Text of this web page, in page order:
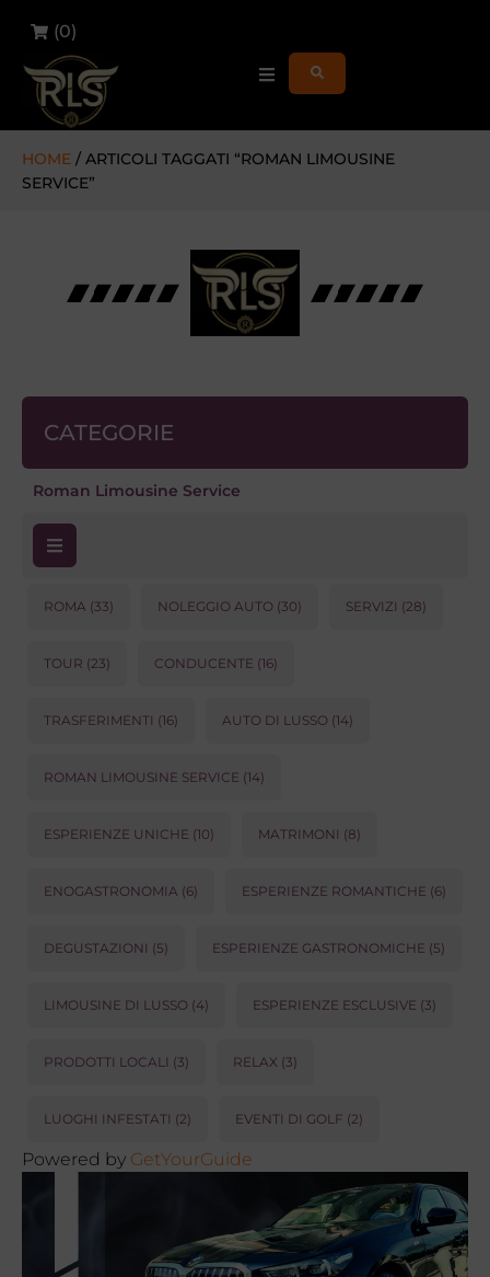
(0)
HOME / ARTICOLI TAGGATI “ROMAN LIMOUSINE
SERVICE”
CATEGORIE
Roman Limousine Service
ROMA (33) NOLEGGIO AUTO (30) SERVIZI (28)
TOUR (23) CONDUCENTE (16)
TRASFERIMENTI (16) AUTO DI LUSSO (14)
ROMAN LIMOUSINE SERVICE (14)
ESPERIENZE UNICHE (10) MATRIMONI (8)
ENOGASTRONOMIA (6) ESPERIENZE ROMANTICHE (6)
DEGUSTAZIONI (5) ESPERIENZE GASTRONOMICHE (5)
LIMOUSINE DI LUSSO (4) ESPERIENZE ESCLUSIVE (3)
PRODOTTI LOCALI (3) RELAX (3)
LUOGHI INFESTATI (2) EVENTI DI GOLF (2)
Powered by GetYourGuide